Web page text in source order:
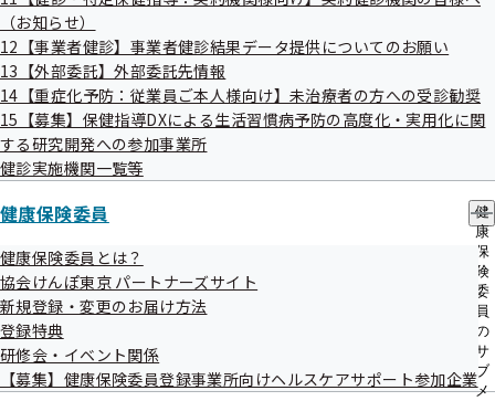
（お知らせ）
12【事業者健診】事業者健診結果データ提供についてのお願い
13【外部委託】外部委託先情報
14【重症化予防：従業員ご本人様向け】未治療者の方への受診勧奨
15【募集】保健指導DXによる生活習慣病予防の高度化・実用化に関
する研究開発への参加事業所
健診実施機関一覧等
健康保険委員
健
康
保
険
委
員
の
サ
ブ
メ
健康保険委員とは？
協会けんぽ東京 パートナーズサイト
新規登録・変更のお届け方法
登録特典
研修会・イベント関係
【募集】健康保険委員登録事業所向けヘルスケアサポート参加企業
協定の内容
特定健康診査、がん検診等の受診促進及び特定保健指
導の利用促進に関すること
特定健康診査結果等の活用及び医療費の分析に関する
こと。
市民の健康意識の向上及び医療保険制度の周知のため
の広報及び啓発に関すること。
その他、覚書の目的を達成するために必要な事項。